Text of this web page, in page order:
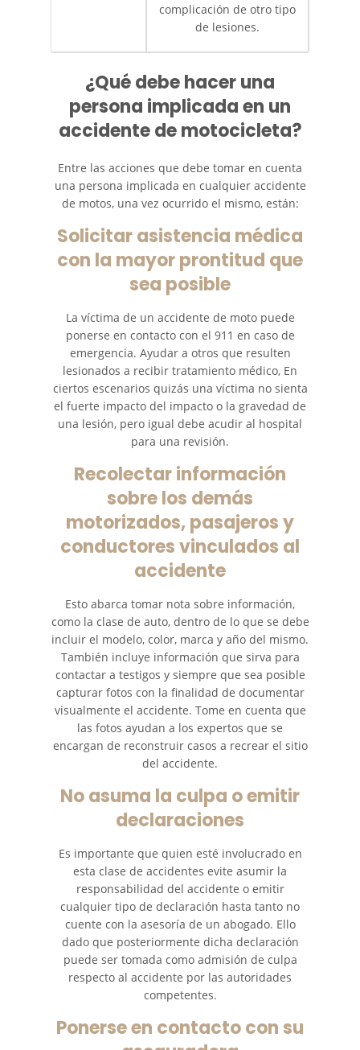
complicación de otro tipo
de lesiones.
¿Qué debe hacer una
persona implicada en un
accidente de motocicleta?
Entre las acciones que debe tomar en cuenta
una persona implicada en cualquier accidente
de motos, una vez ocurrido el mismo, están:
Solicitar asistencia médica
con la mayor prontitud que
sea posible
La víctima de un accidente de moto puede
ponerse en contacto con el 911 en caso de
emergencia. Ayudar a otros que resulten
lesionados a recibir tratamiento médico, En
ciertos escenarios quizás una víctima no sienta
el fuerte impacto del impacto o la gravedad de
una lesión, pero igual debe acudir al hospital
para una revisión.
Recolectar información
sobre los demás
motorizados, pasajeros y
conductores vinculados al
accidente
Esto abarca tomar nota sobre información,
como la clase de auto, dentro de lo que se debe
incluir el modelo, color, marca y año del mismo.
También incluye información que sirva para
contactar a testigos y siempre que sea posible
capturar fotos con la finalidad de documentar
visualmente el accidente. Tome en cuenta que
las fotos ayudan a los expertos que se
encargan de reconstruir casos a recrear el sitio
del accidente.
No asuma la culpa o emitir
declaraciones
Es importante que quien esté involucrado en
esta clase de accidentes evite asumir la
responsabilidad del accidente o emitir
cualquier tipo de declaración hasta tanto no
cuente con la asesoría de un abogado. Ello
dado que posteriormente dicha declaración
puede ser tomada como admisión de culpa
respecto al accidente por las autoridades
competentes.
Ponerse en contacto con su